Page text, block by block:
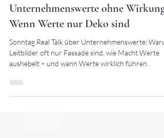
NARZISSMUS
Unternehmenswerte ohne Wirkung:
Wenn Werte nur Deko sind
Sonntag Real Talk über Unternehmenswerte:
aushebelt – und wann Werte wirklich führen.